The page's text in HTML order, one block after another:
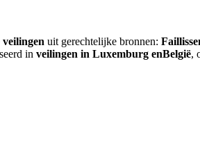
veilingen uit gerechtelijke bronnen:
in veilingen in Luxemburg enBelgië,